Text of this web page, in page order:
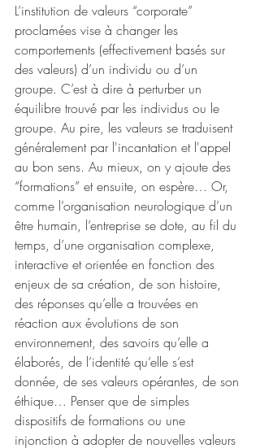
L’institution de valeurs “corporate”
proclamées vise à changer les
comportements (effectivement basés sur
des valeurs) d’un individu ou d’un
groupe. C’est à dire à perturber un
équilibre trouvé par les individus ou le
groupe. Au pire, les valeurs se traduisent
généralement par l'incantation et l'appel
au bon sens. Au mieux, on y ajoute des
“formations” et ensuite, on espère… Or,
comme l’organisation neurologique d’un
être humain, l’entreprise se dote, au fil du
temps, d’une organisation complexe,
interactive et orientée en fonction des
enjeux de sa création, de son histoire,
des réponses qu’elle a trouvées en
réaction aux évolutions de son
environnement, des savoirs qu’elle a
élaborés, de l’identité qu’elle s’est
donnée, de ses valeurs opérantes, de son
éthique… Penser que de simples
dispositifs de formations ou une
injonction à adopter de nouvelles valeurs